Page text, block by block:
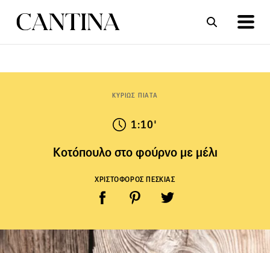
ΚΥΡΙΩΣ ΠΙΑΤΑ
1:10'
Κοτόπουλο στο φούρνο με μέλι
ΧΡΙΣΤΟΦΟΡΟΣ ΠΕΣΚΙΑΣ